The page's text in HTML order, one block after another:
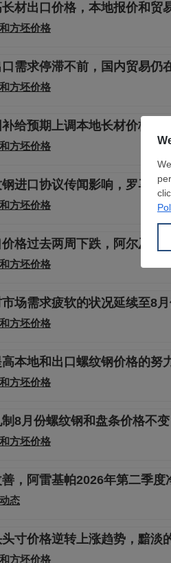
材出口价格，本地报价和贸
方坯价格
需求停滞不前，国内贸易仍
方坯价格
给预期上调本地长材价格，
方坯价格
进口协议传闻影响，罗马尼
方坯价格
格过去两周下跌，阿尔及利
方坯价格
场需求疲软的状况延续至8
方坯价格
本地和出口螺纹钢价格的努
方坯价格
8月份螺纹钢和盘条价格不
方坯价格
，阿雷基帕2026年第二季度
态
寸价格逆转上涨趋势，黯淡
方坯价格